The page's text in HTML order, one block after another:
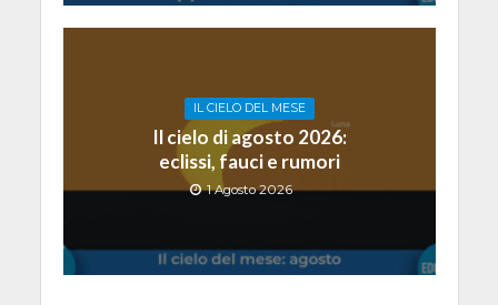
IL CIELO DEL MESE
Il cielo di agosto 2026:
eclissi, fauci e rumori
1 Agosto 2026